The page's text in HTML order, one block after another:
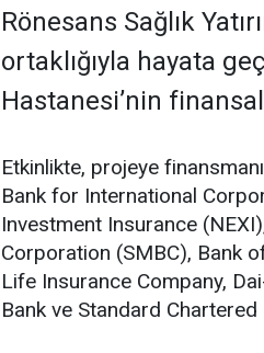
Rönesans Sağlık
ortaklığıyla hayata
Hastanesi’nin
Etkinlikte, projeye
Bank for International
Investment Insurance
Corporation (SMBC), Bank
Life Insurance Company,
Bank ve Standard Chartered